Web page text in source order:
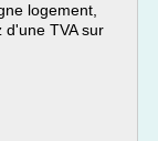
logement,
d'une TVA sur